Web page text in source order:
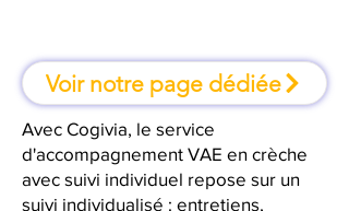
Voir notre page dédiée
Avec Cogivia, le service
d'accompagnement VAE en crèche
avec suivi individuel repose sur un
suivi individualisé : entretiens,